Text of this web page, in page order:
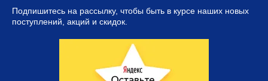
Подпишитесь на рассылку, чтобы быть в курсе наших новых
поступлений, акций и скидок.